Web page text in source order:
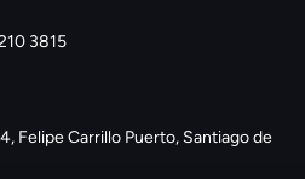
3815
Felipe Carrillo Puerto, Santiago de